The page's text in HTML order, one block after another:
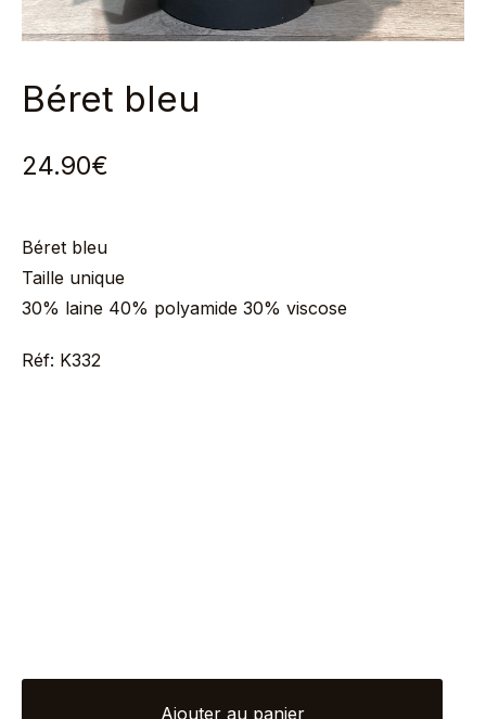
Béret bleu
24.90€
Béret bleu
Taille unique
30% laine 40% polyamide 30% viscose
Réf: K332
Ajouter au panier